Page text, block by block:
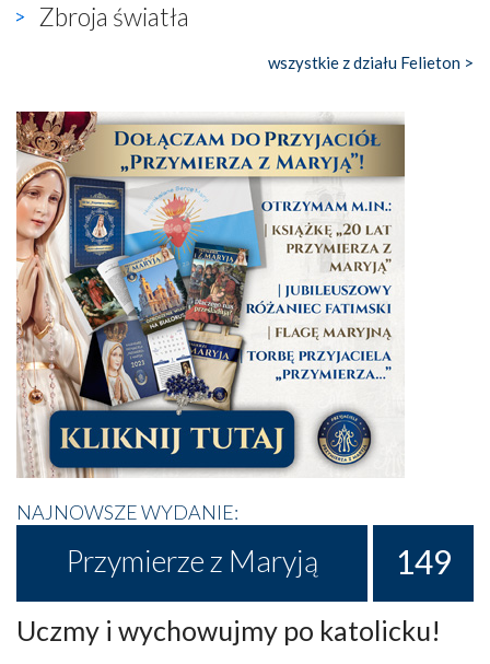
Zbroja światła
wszystkie z działu Felieton >
NAJNOWSZE WYDANIE:
Przymierze z Maryją 149
Uczmy i wychowujmy po katolicku!